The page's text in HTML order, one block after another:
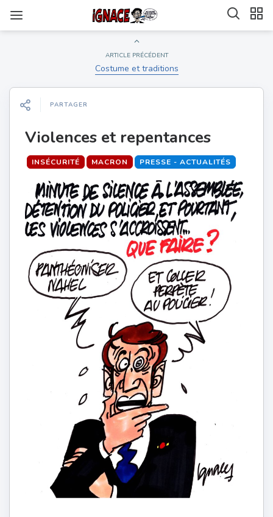
ARTICLE PRÉCÉDENT
Costume et traditions
PARTAGER
Violences et repentances
INSÉCURITÉ MACRON PRESSE - ACTUALITÉS